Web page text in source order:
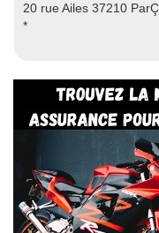
20 rue Ailes 37210
*